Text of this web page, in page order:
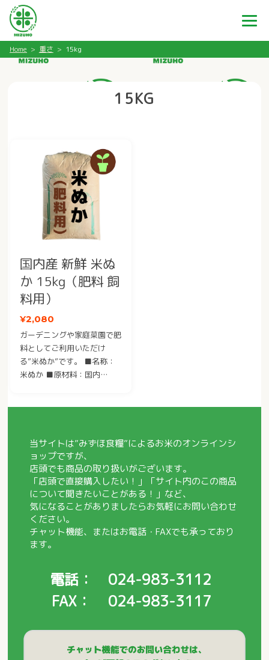
Home 重さ 15kg
15KG
国内産 新鮮 米ぬ
か 15kg（肥料 飼
料用）
¥2,080
ガーデニングや家庭菜園で肥
料としてご利用いただけ
る”米ぬか”です。 ■名称：
米ぬか ■原材料：国内…
当サイトは”みずほ食糧”によるお米のオンラインシ
ョップですが、
店頭でも商品の取り扱いがございます。
「店頭で直接購入したい！」「サイト内のこの商品
について聞きたいことがある！」など、
気になることがありましたらお気軽にお問い合わせ
ください。
チャット機能、またはお電話・FAXでも承っており
ます。
電話
024-983-3112
FAX
024-983-3117